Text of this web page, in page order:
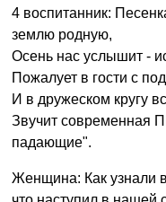
4 воспитанник:
землю родную,
Осень нас услышит -
Пожалует в гости с
И в дружеском кругу
Звучит современная
падающие".
Женщина: Как узнали